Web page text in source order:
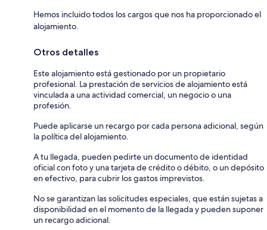
Hemos incluido todos los cargos que nos ha proporcionado el
alojamiento.
Otros detalles
Este alojamiento está gestionado por un propietario
profesional. La prestación de servicios de alojamiento está
vinculada a una actividad comercial, un negocio o una
profesión.
Puede aplicarse un recargo por cada persona adicional, según
la política del alojamiento.
A tu llegada, pueden pedirte un documento de identidad
oficial con foto y una tarjeta de crédito o débito, o un depósito
en efectivo, para cubrir los gastos imprevistos.
No se garantizan las solicitudes especiales, que están sujetas a
disponibilidad en el momento de la llegada y pueden suponer
un recargo adicional.